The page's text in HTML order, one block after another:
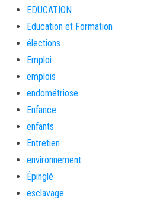
EDUCATION
Education et Formation
élections
Emploi
emplois
endométriose
Enfance
enfants
Entretien
environnement
Épinglé
esclavage